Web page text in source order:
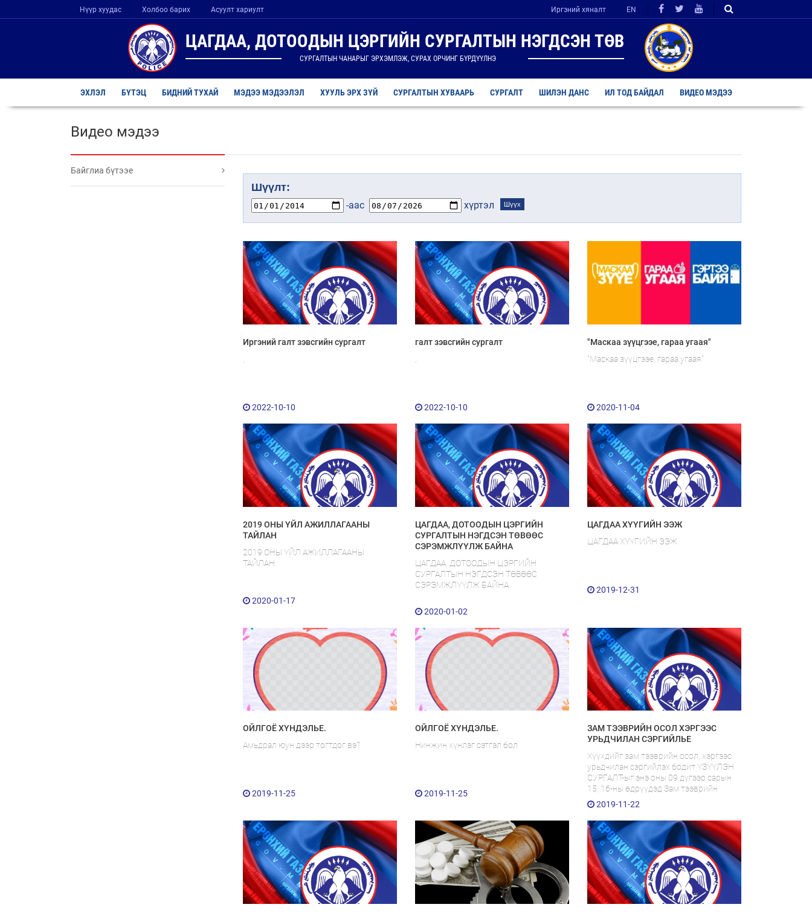
Нүүр хуудас Холбоо барих Асуулт хариулт Иргэний хяналт EN
ЦАГДАА, ДОТООДЫН ЦЭРГИЙН СУРГАЛТЫН НЭГДСЭН ТӨВ
СУРГАЛТЫН ЧАНАРЫГ ЭРХЭМЛЭЖ, СУРАХ ОРЧИНГ БҮРДҮҮЛНЭ
ЭХЛЭЛ БҮТЭЦ БИДНИЙ ТУХАЙ МЭДЭЭ МЭДЭЭЛЭЛ ХУУЛЬ ЭРХ ЗҮЙ СУРГАЛТЫН ХУВААРЬ СУРГАЛТ ШИЛЭН ДАНС ИЛ ТОД БАЙДАЛ ВИДЕО МЭДЭЭ
Видео мэдээ
Байглиа бүтээе
Шүүлт:
-аас хүртэл Шүүх
Иргэний галт зэвсгийн сургалт
2022-10-10
галт зэвсгийн сургалт
2022-10-10
"Маскаа зүүцгээе, гараа угаая"
"Маскаа зүүцгээе, гараа угаая"
2020-11-04
2019 ОНЫ ҮЙЛ АЖИЛЛАГААНЫ
ТАЙЛАН
2019 ОНЫ ҮЙЛ АЖИЛЛАГААНЫ
ТАЙЛАН
2020-01-17
ЦАГДАА, ДОТООДЫН ЦЭРГИЙН
СУРГАЛТЫН НЭГДСЭН ТӨВӨӨС
СЭРЭМЖЛҮҮЛЖ БАЙНА
ЦАГДАА, ДОТООДЫН ЦЭРГИЙН
СУРГАЛТЫН НЭГДСЭН ТӨВӨӨС
СЭРЭМЖЛҮҮЛЖ БАЙНА
2020-01-02
ЦАГДАА ХҮҮГИЙН ЭЭЖ
ЦАГДАА ХҮҮГИЙН ЭЭЖ
2019-12-31
ОЙЛГОЁ ХҮНДЭЛЬЕ.
Амьдрал юун дээр тогтдог вэ?
2019-11-25
ОЙЛГОЁ ХҮНДЭЛЬЕ.
Нинжин хүнлэг сэтгэл бол
2019-11-25
ЗАМ ТЭЭВРИЙН ОСОЛ ХЭРГЭЭС
УРЬДЧИЛАН СЭРГИЙЛЬЕ
Хүүхдийг зам тээврийн осол, хэргээс
урьдчилан сэргийлэх бодит ҮЗҮҮЛЭН
СУРГАЛТ-ыг энэ оны 09 дүгээр сарын
15, 16-ны өдрүүдэд Зам тээврийн
хөгжлийн яам болон Ерөнхий
боловсролын 1-р сургуулийн урд зам
дээр зохион байгууллаа. Уг арга
хэмжээнд урилгаар Сумо бөхийн
аварга Кёкүшюзан Батбаяр, жүжигчин
Цоомоо нар оролцож, хүүхдүүдэд зам
тээврийн осол, хэргийн бодит үзүүлэн
сургалтыг зохион байгуулсан. Уг
сургалтаар видео бэлтгэж олон
нийтийн хүртээл болгоод байна.
2019-11-22